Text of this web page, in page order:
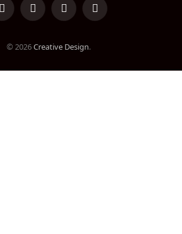
LinkedInFacebookInstagramTikTok
© 2026Creative Design.